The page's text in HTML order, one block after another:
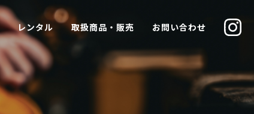
レンタル 取扱商品・販売 お問い合わせ